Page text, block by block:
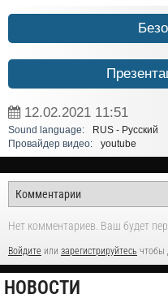
12.02.2021 11:51
Sound language:
RUS - Русский
Провайдер видео:
youtube
Нет комментариев. Ваш будет
Войдите или зарегистрируйтесь чтобы
НОВОСТИ